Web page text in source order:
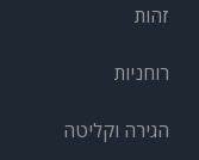
זהות
רוחניות
הגירה וקליטה